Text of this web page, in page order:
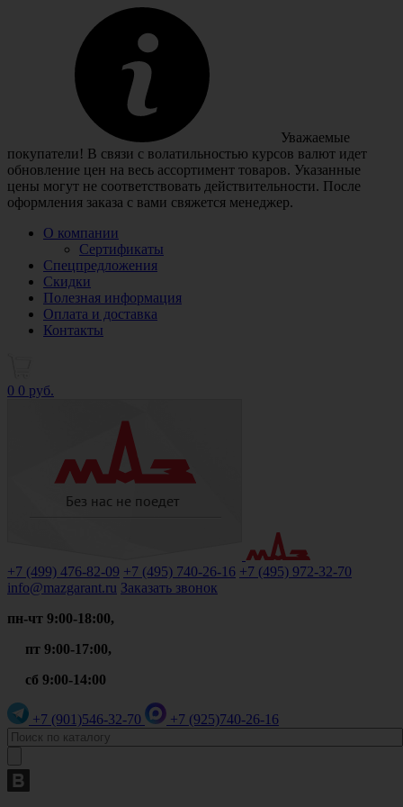
Уважаемые
покупатели! В связи с волатильностью курсов валют идет
обновление цен на весь ассортимент товаров. Указанные
цены могут не соответствовать действительности. После
оформления заказа с вами свяжется менеджер.
О компании
Сертификаты
Спецпредложения
Скидки
Полезная информация
Оплата и доставка
Контакты
0 0 руб.
+7 (499) 476-82-09 +7 (495) 740-26-16 +7 (495) 972-32-70
info@mazgarant.ru Заказать звонок
пн-чт 9:00-18:00,
пт 9:00-17:00,
сб 9:00-14:00
+7 (901)546-32-70 +7 (925)740-26-16